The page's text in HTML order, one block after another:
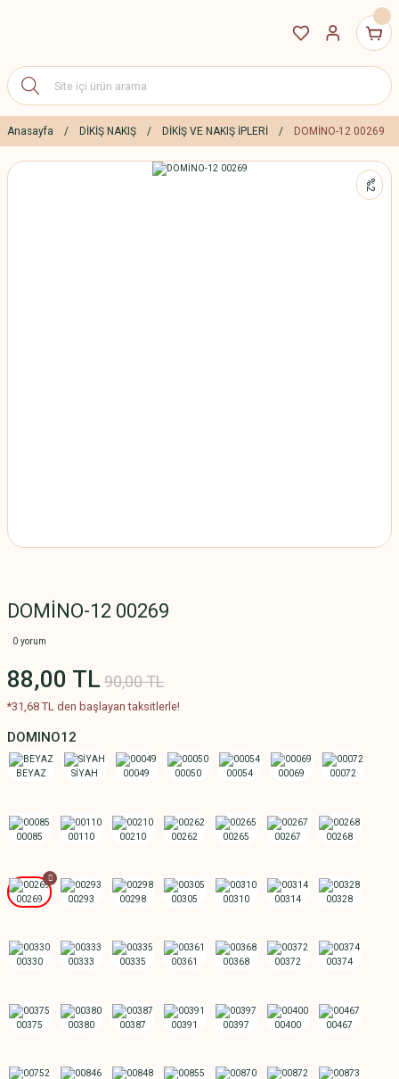
Anasayfa DİKİŞ NAKIŞ DİKİŞ VE NAKIŞ İPLERİ DOMİNO-12 00269
%2
DOMİNO-12 00269
0 yorum
88,00 TL 90,00 TL
*31,68 TL den başlayan taksitlerle!
DOMINO12